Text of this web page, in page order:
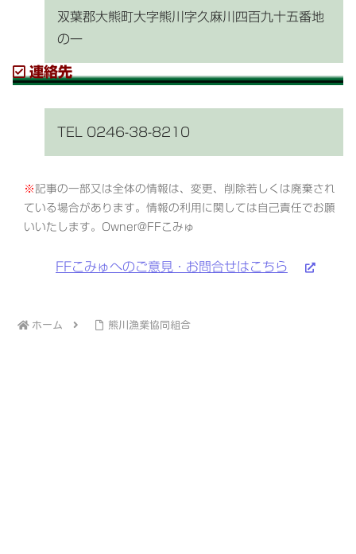
双葉郡大熊町大字熊川字久麻川四百九十五番地
の一
連絡先
TEL 0246-38-8210
記事の一部又は全体の情報は、変更、削除若しくは廃棄され
ている場合があります。情報の利用に関しては自己責任でお願
いいたします。Owner@FFこみゅ
FFこみゅへのご意見・お問合せはこちら
ホーム 熊川漁業協同組合